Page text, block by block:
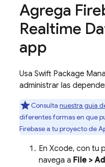
Agrega
Realtime
app
Usa Swift Package
administrar las
Consulta nuestra guía
diferentes formas en que
Firebase a tu proyecto de
En Xcode, con tu
navega a File >